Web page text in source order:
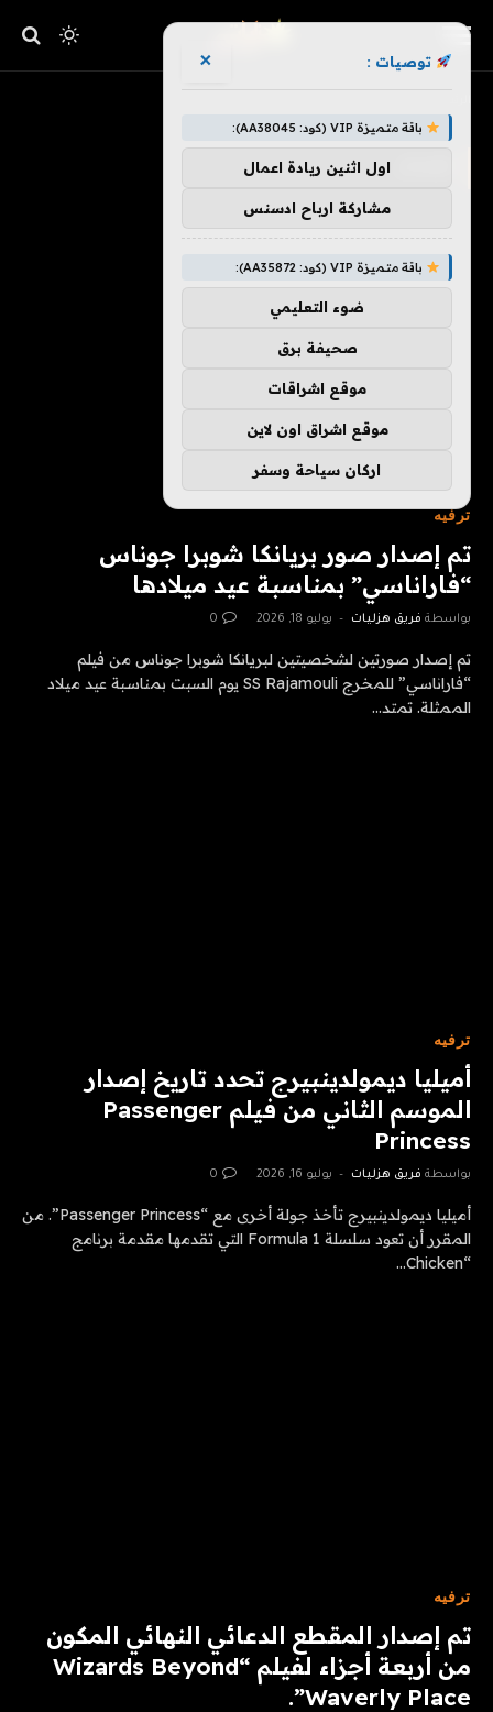
ترفيه
تم إصدار صور بريانكا شوبرا جوناس
“فاراناسي” بمناسبة عيد ميلادها
بواسطة فريق هزليات يوليو 18, 2026 0
تم إصدار صورتين لشخصيتين لبريانكا شوبرا جوناس من فيلم
“فاراناسي” للمخرج SS Rajamouli يوم السبت بمناسبة عيد ميلاد
الممثلة. تمتد…
ترفيه
أميليا ديمولدينبيرج تحدد تاريخ إصدار
الموسم الثاني من فيلم Passenger
Princess
بواسطة فريق هزليات يوليو 16, 2026 0
أميليا ديمولدينبيرج تأخذ جولة أخرى مع “Passenger Princess”. من
المقرر أن تعود سلسلة Formula 1 التي تقدمها مقدمة برنامج
“Chicken…
ترفيه
تم إصدار المقطع الدعائي النهائي المكون
من أربعة أجزاء لفيلم “Wizards Beyond
Waverly Place”.
توصيات : ×
باقة متميزة VIP (كود: AA38045):
اول اثنين ريادة اعمال
مشاركة ارباح ادسنس
باقة متميزة VIP (كود: AA35872):
ضوء التعليمي
صحيفة برق
موقع اشراقات
موقع اشراق اون لاين
اركان سياحة وسفر